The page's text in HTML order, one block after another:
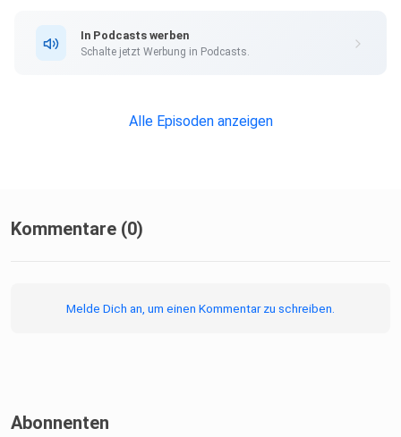
DER MORGEN
In Podcasts werben
Schalte jetzt Werbung in Podcasts.
Alle Episoden anzeigen
Kommentare (0)
Melde Dich an, um einen Kommentar zu schreiben.
Abonnenten